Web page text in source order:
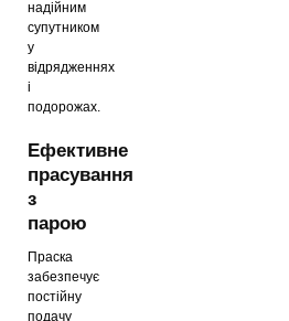
надійним
супутником
у
відрядженнях
і
подорожах.
Ефективне
прасування
з
парою
Праска
забезпечує
постійну
подачу